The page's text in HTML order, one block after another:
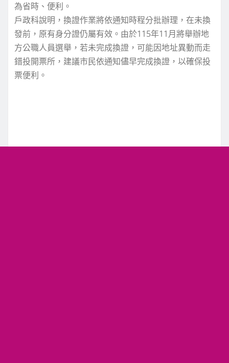
為省時、便利。
戶政科說明，換證作業將依通知時程分批辦理，在未換
發前，原有身分證仍屬有效。由於115年11月將舉辦地
方公職人員選舉，若未完成換證，可能因地址異動而走
錯投開票所，建議市民依通知儘早完成換證，以確保投
票便利。